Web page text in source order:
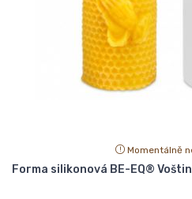
Momentálně
Forma silikonová BE-EQ®